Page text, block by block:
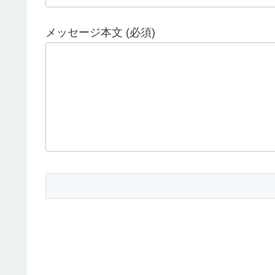
メッセージ本文 (必須)